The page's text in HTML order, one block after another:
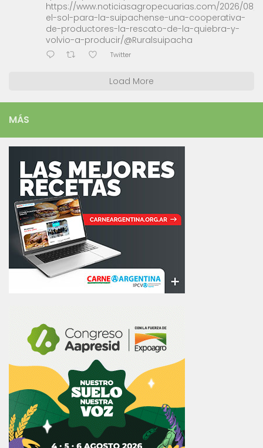
https://www.noticiasagropecuarias.com/2026/08/
el-sol-para-la-suipachense-una-cooperativa-
de-productores-la-rescato-de-la-quiebra-y-
volvio-a-producir/@Ruralsuipacha
Twitter
Load More
MÁS